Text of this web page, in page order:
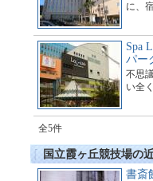
に、
Spa
パー
不思
い全
全5件
国立霞ヶ丘競技場の
書斎